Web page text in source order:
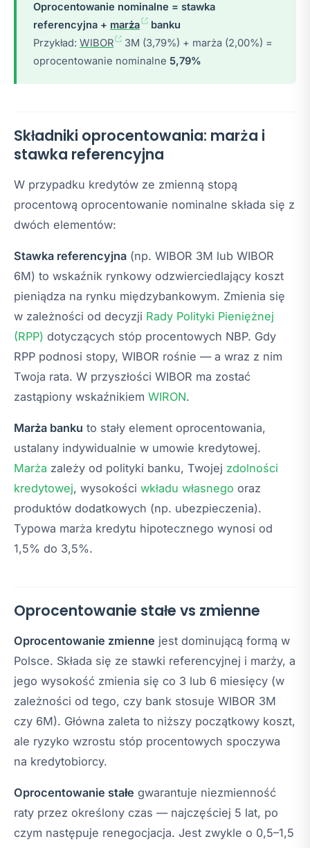
Oprocentowanie nominalne = stawka
referencyjna + marża
banku
Przykład: WIBOR
3M (3,79%) + marża (2,00%) =
oprocentowanie nominalne 5,79%
Składniki oprocentowania: marża i
stawka referencyjna
W przypadku kredytów ze zmienną stopą
procentową oprocentowanie nominalne składa się z
dwóch elementów:
Stawka referencyjna (np. WIBOR 3M lub WIBOR
6M) to wskaźnik rynkowy odzwierciedlający koszt
pieniądza na rynku międzybankowym. Zmienia się
w zależności od decyzji Rady Polityki Pieniężnej
(RPP) dotyczących stóp procentowych NBP. Gdy
RPP podnosi stopy, WIBOR rośnie — a wraz z nim
Twoja rata. W przyszłości WIBOR ma zostać
zastąpiony wskaźnikiem WIRON.
Marża banku to stały element oprocentowania,
ustalany indywidualnie w umowie kredytowej.
Marża zależy od polityki banku, Twojej zdolności
kredytowej, wysokości wkładu własnego oraz
produktów dodatkowych (np. ubezpieczenia).
Typowa marża kredytu hipotecznego wynosi od
1,5% do 3,5%.
Oprocentowanie stałe vs zmienne
Oprocentowanie zmienne jest dominującą formą w
Polsce. Składa się ze stawki referencyjnej i marży, a
jego wysokość zmienia się co 3 lub 6 miesięcy (w
zależności od tego, czy bank stosuje WIBOR 3M
czy 6M). Główna zaleta to niższy początkowy koszt,
ale ryzyko wzrostu stóp procentowych spoczywa
na kredytobiorcy.
Oprocentowanie stałe gwarantuje niezmienność
raty przez określony czas — najczęściej 5 lat, po
czym następuje renegocjacja. Jest zwykle o 0,5–1,5